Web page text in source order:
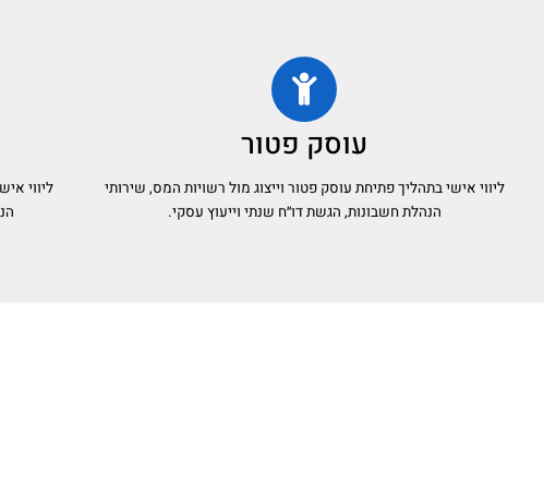
עוסק פטור
ליווי אישי בתהליך פתיחת עוסק פטור וייצוג מול רשויות המס, שירותי
הנהלת חשבונות, הגשת דו״ח שנתי וייעוץ עסקי.
ליווי